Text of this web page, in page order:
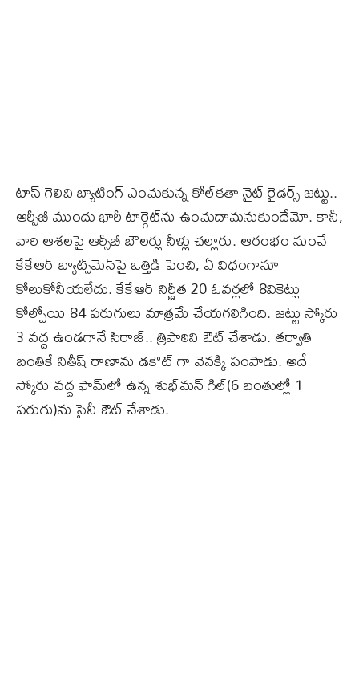
టాస్‌ గెలిచి బ్యాటింగ్‌ ఎంచుకున్న కోల్‌కతా నైట్ రైడర్స్‌ జట్టు..
ఆర్సీబీ ముందు భారీ టార్గెట్‌ను ఉంచుదామనుకుందేమో. కానీ,
వారి ఆశలపై ఆర్సీబీ బౌలర్లు నీళ్లు చల్లారు. ఆరంభం నుంచే
కేకేఆర్‌ బ్యాట్స్‌మెన్‌పై ఒత్తిడి పెంచి, ఏ విధంగానూ
కోలుకోనీయలేదు. కేకేఆర్ నిర్ణీత 20 ఓవర్లలో 8వికెట్లు
కోల్పోయి 84 పరుగులు మాత్రమే చేయగలిగింది. జట్టు స్కోరు
3 వద్ద ఉండగానే సిరాజ్‌.. త్రిపాఠిని ఔట్‌ చేశాడు. తర్వాతి
బంతికే నితీష్‌ రాణాను డకౌట్ గా వెనక్కి పంపాడు. అదే
స్కోరు వద్ద ఫామ్‌లో ఉన్న శుభ్‌మన్‌ గిల్‌(6 బంతుల్లో 1
పరుగు)ను సైనీ ఔట్‌ చేశాడు.